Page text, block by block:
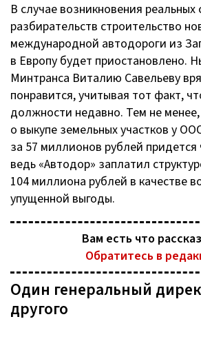
В случае возникновения реальных
разбирательств строительство
международной автодороги из
в Европу будет приостановлено.
Минтранса Виталию Савельеву
понравится, учитывая тот факт,
должности недавно. Тем не
о выкупе земельных участков у
за 57 миллионов рублей придется
ведь «Автодор» заплатил
104 миллиона рублей в качестве
упущенной выгоды.
Один генеральный
другого
Вам есть что
Обратитесь в